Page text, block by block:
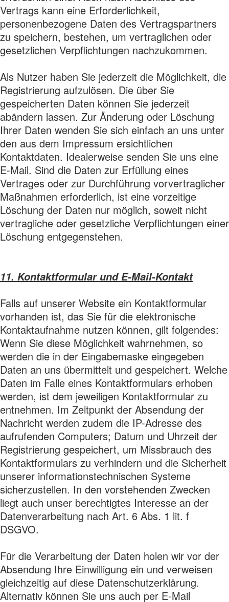
Vertrags kann eine Erforderlichkeit,
personenbezogene Daten des Vertragspartners
zu speichern, bestehen, um vertraglichen oder
gesetzlichen Verpflichtungen nachzukommen.
Als Nutzer haben Sie jederzeit die Möglichkeit, die
Registrierung aufzulösen. Die über Sie
gespeicherten Daten können Sie jederzeit
abändern lassen. Zur Änderung oder Löschung
Ihrer Daten wenden Sie sich einfach an uns unter
den aus dem Impressum ersichtlichen
Kontaktdaten. Idealerweise senden Sie uns eine
E-Mail. Sind die Daten zur Erfüllung eines
Vertrages oder zur Durchführung vorvertraglicher
Maßnahmen erforderlich, ist eine vorzeitige
Löschung der Daten nur möglich, soweit nicht
vertragliche oder gesetzliche Verpflichtungen einer
Löschung entgegenstehen.
11. Kontaktformular und E-Mail-Kontakt
Falls auf unserer Website ein Kontaktformular
vorhanden ist, das Sie für die elektronische
Kontaktaufnahme nutzen können, gilt folgendes:
Wenn Sie diese Möglichkeit wahrnehmen, so
werden die in der Eingabemaske eingegeben
Daten an uns übermittelt und gespeichert. Welche
Daten im Falle eines Kontaktformulars erhoben
werden, ist dem jeweiligen Kontaktformular zu
entnehmen. Im Zeitpunkt der Absendung der
Nachricht werden zudem die IP-Adresse des
aufrufenden Computers; Datum und Uhrzeit der
Registrierung gespeichert, um Missbrauch des
Kontaktformulars zu verhindern und die Sicherheit
unserer informationstechnischen Systeme
sicherzustellen. In den vorstehenden Zwecken
liegt auch unser berechtigtes Interesse an der
Datenverarbeitung nach Art. 6 Abs. 1 lit. f
DSGVO.
Für die Verarbeitung der Daten holen wir vor der
Absendung Ihre Einwilligung ein und verweisen
gleichzeitig auf diese Datenschutzerklärung.
Alternativ können Sie uns auch per E-Mail